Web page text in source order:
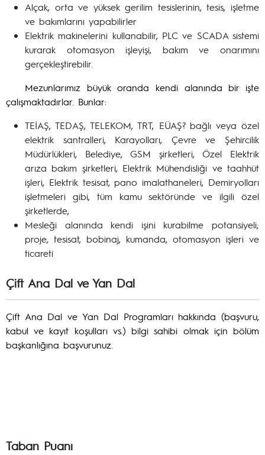
Alçak, orta ve yüksek gerilim tesislerinin, tesis, işletme
ve bakımlarını yapabilirler
Elektrik makinelerini kullanabilir, PLC ve SCADA sistemi
kurarak otomasyon işleyişi, bakım ve onarımını
gerçekleştirebilir.
Mezunlarımız büyük oranda kendi alanında bir işte
çalışmaktadırlar. Bunlar:
TEİAŞ, TEDAŞ, TELEKOM, TRT, EÜAŞ? bağlı veya özel
elektrik santralleri, Karayolları, Çevre ve Şehircilik
Müdürlükleri, Belediye, GSM şirketleri, Özel Elektrik
arıza bakım şirketleri, Elektrik Mühendisliği ve taahhüt
işleri, Elektrik tesisat, pano imalathaneleri, Demiryolları
işletmeleri gibi, tüm kamu sektöründe ve ilgili özel
şirketlerde,
Mesleği alanında kendi işini kurabilme potansiyeli;
proje, tesisat, bobinaj, kumanda, otomasyon işleri ve
ticareti
Çift Ana Dal ve Yan Dal
Çift Ana Dal ve Yan Dal Programları hakkında (başvuru,
kabul ve kayıt koşulları vs.) bilgi sahibi olmak için bölüm
başkanlığına başvurunuz.
Taban Puanı